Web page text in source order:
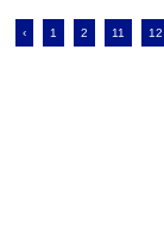
‹ 1 2 11 12